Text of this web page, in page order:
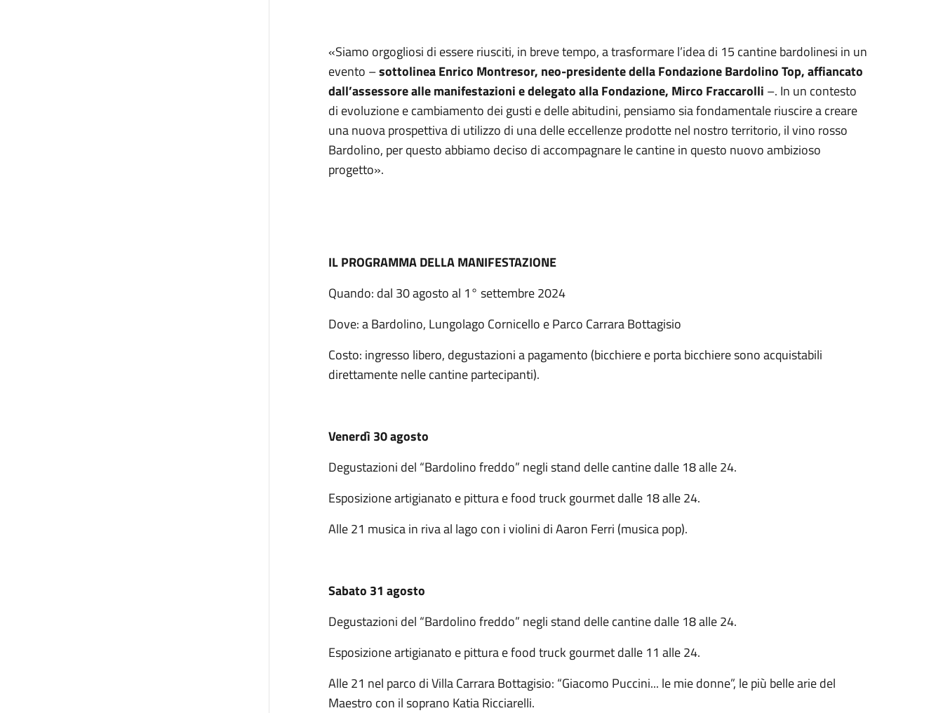
«Siamo orgogliosi di essere riusciti, in breve tempo, a trasformare l’idea di 15 cantine bardolinesi in un
evento –sottolinea Enrico Montresor, neo-presidente della Fondazione Bardolino Top, affiancato
dall’assessore alle manifestazioni e delegato alla Fondazione, Mirco Fraccarolli –. In un contesto
di evoluzione e cambiamento dei gusti e delle abitudini, pensiamo sia fondamentale riuscire a creare
una nuova prospettiva di utilizzo di una delle eccellenze prodotte nel nostro territorio, il vino rosso
Bardolino, per questo abbiamo deciso di accompagnare le cantine in questo nuovo ambizioso
progetto».
IL PROGRAMMA DELLA MANIFESTAZIONE
Quando: dal 30 agosto al 1° settembre 2024
Dove: a Bardolino, Lungolago Cornicello e Parco Carrara Bottagisio
Costo: ingresso libero, degustazioni a pagamento (bicchiere e porta bicchiere sono acquistabili
direttamente nelle cantine partecipanti).
Venerdì 30 agosto
Degustazioni del “Bardolino freddo” negli stand delle cantine dalle 18 alle 24.
Esposizione artigianato e pittura e food truck gourmet dalle 18 alle 24.
Alle 21 musica in riva al lago con i violini di Aaron Ferri (musica pop).
Sabato 31 agosto
Degustazioni del “Bardolino freddo” negli stand delle cantine dalle 18 alle 24.
Esposizione artigianato e pittura e food truck gourmet dalle 11 alle 24.
Alle 21 nel parco di Villa Carrara Bottagisio: “Giacomo Puccini... le mie donne”, le più belle arie del
Maestro con il soprano Katia Ricciarelli.